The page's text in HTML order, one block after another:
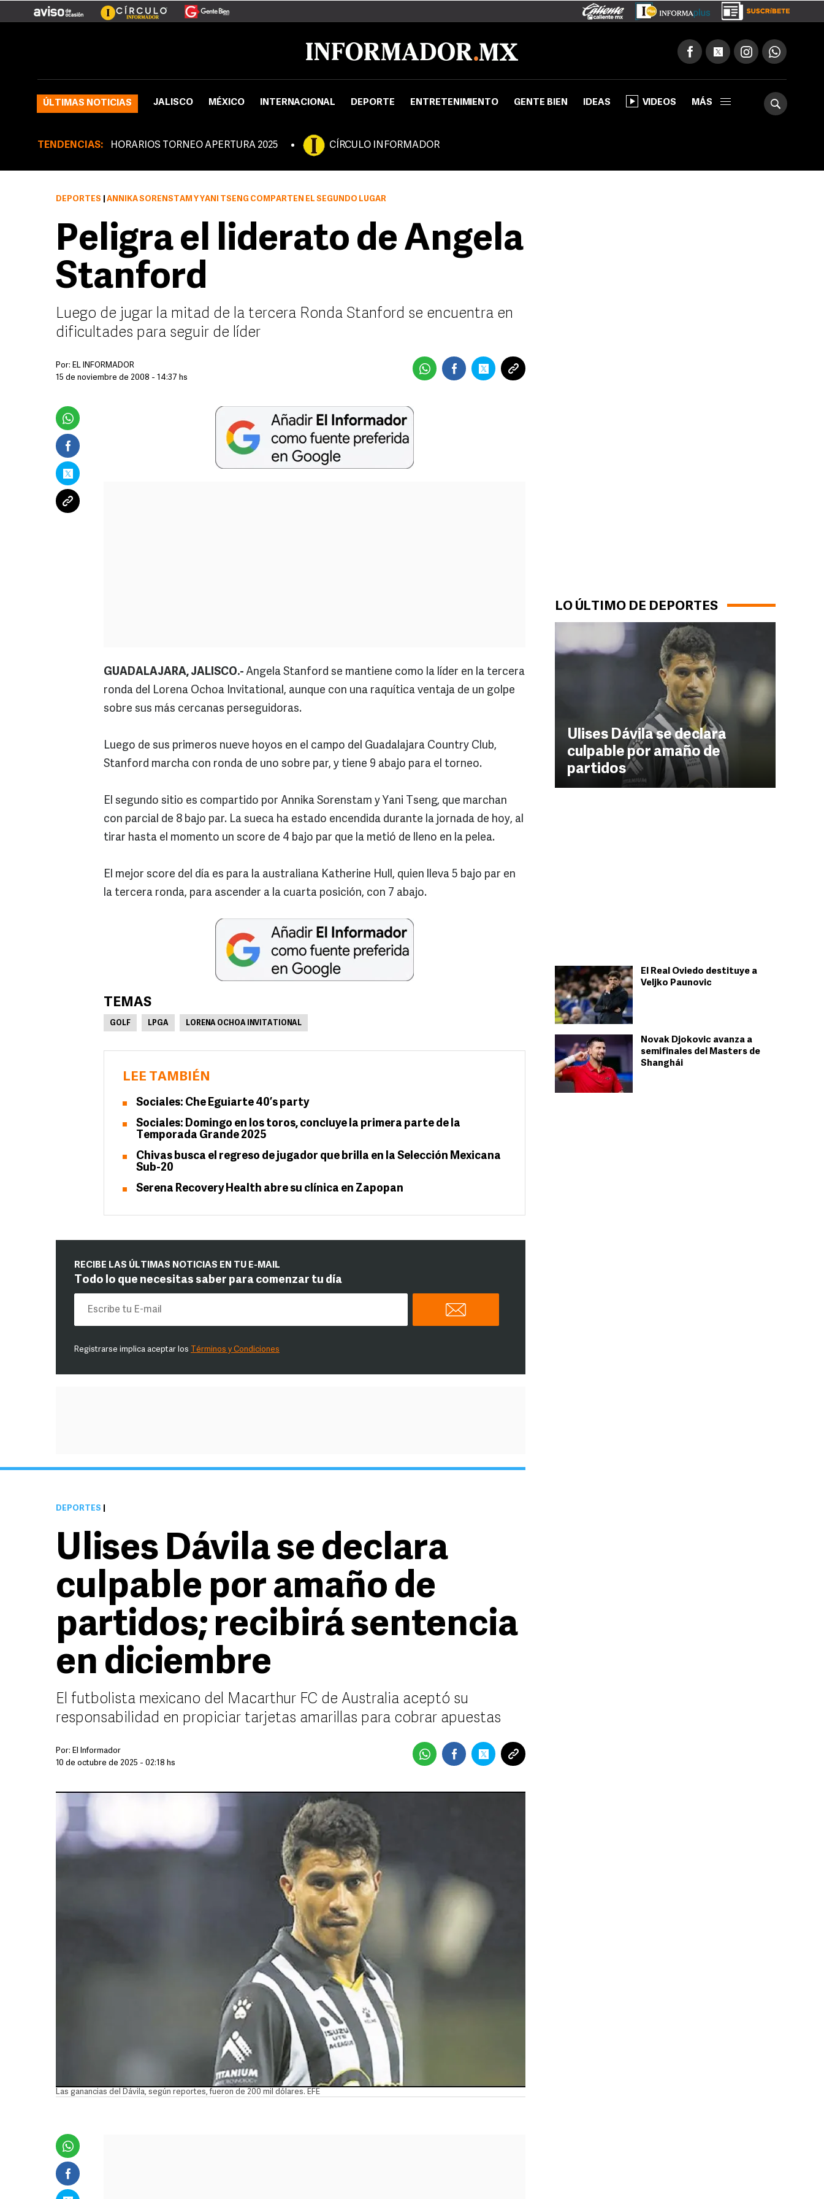
ÚLTIMAS NOTICIAS JALISCO MÉXICO INTERNACIONAL DEPORTE ENTRETENIMIENTO GENTE BIEN IDEAS VIDEOS MÁS
TENDENCIAS: HORARIOS TORNEO APERTURA 2025 CÍRCULO INFORMADOR
LO ÚLTIMO DE DEPORTES
Ulises Dávila se declara
culpable por amaño de
partidos
El Real Oviedo destituye a
Veljko Paunovic
Novak Djokovic avanza a
semifinales del Masters de
Shanghái
DEPORTES ANNIKA SORENSTAM Y YANI TSENG COMPARTEN EL SEGUNDO LUGAR
Peligra el liderato de Angela
Stanford
Luego de jugar la mitad de la tercera Ronda Stanford se encuentra en
dificultades para seguir de líder
Por: EL INFORMADOR
15 de noviembre de 2008 - 14:37 hs
GUADALAJARA, JALISCO.- Angela Stanford se mantiene como la líder en la tercera
ronda del Lorena Ochoa Invitational, aunque con una raquítica ventaja de un golpe
sobre sus más cercanas perseguidoras.
Luego de sus primeros nueve hoyos en el campo del Guadalajara Country Club,
Stanford marcha con ronda de uno sobre par, y tiene 9 abajo para el torneo.
El segundo sitio es compartido por Annika Sorenstam y Yani Tseng, que marchan
con parcial de 8 bajo par. La sueca ha estado encendida durante la jornada de hoy, al
tirar hasta el momento un score de 4 bajo par que la metió de lleno en la pelea.
El mejor score del día es para la australiana Katherine Hull, quien lleva 5 bajo par en
la tercera ronda, para ascender a la cuarta posición, con 7 abajo.
TEMAS
GOLF LPGA LORENA OCHOA INVITATIONAL
LEE TAMBIÉN
Sociales: Che Eguiarte 40’s party
Sociales: Domingo en los toros, concluye la primera parte de la
Temporada Grande 2025
Chivas busca el regreso de jugador que brilla en la Selección Mexicana
Sub-20
Serena Recovery Health abre su clínica en Zapopan
RECIBE LAS ÚLTIMAS NOTICIAS EN TU E-MAIL
Todo lo que necesitas saber para comenzar tu día
Registrarse implica aceptar los Términos y Condiciones
DEPORTES
Ulises Dávila se declara
culpable por amaño de
partidos; recibirá sentencia
en diciembre
El futbolista mexicano del Macarthur FC de Australia aceptó su
responsabilidad en propiciar tarjetas amarillas para cobrar apuestas
Por: El Informador
10 de octubre de 2025 - 02:18 hs
Las ganancias del Dávila, según reportes, fueron de 200 mil dólares. EFE